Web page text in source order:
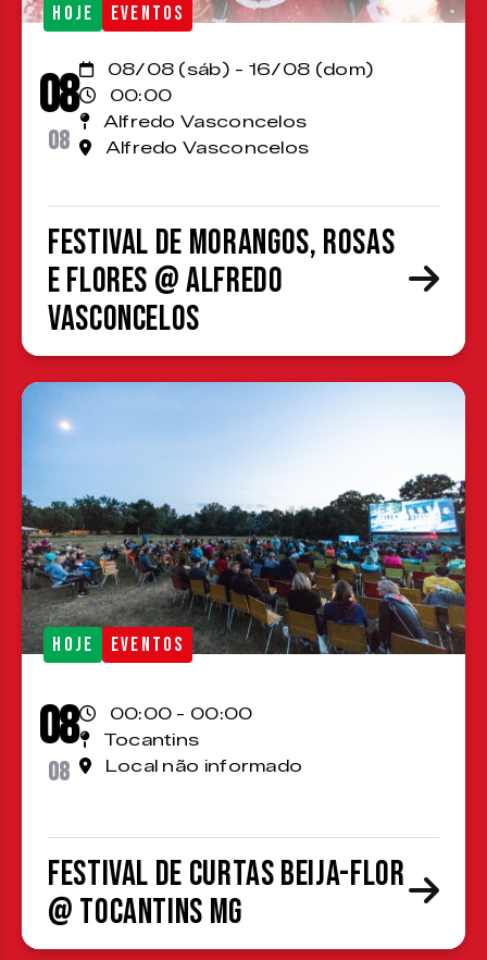
HOJE EVENTOS
08
08
08/08 (sáb) - 16/08 (dom)
00:00
Alfredo Vasconcelos
Alfredo Vasconcelos
Festival de Morangos, Rosas
e Flores @ Alfredo
Vasconcelos
HOJE EVENTOS
08
08
00:00 - 00:00
Tocantins
Local não informado
Festival de Curtas Beija-Flor
@ Tocantins MG